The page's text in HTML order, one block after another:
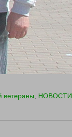
ветераны НОВОСТИ